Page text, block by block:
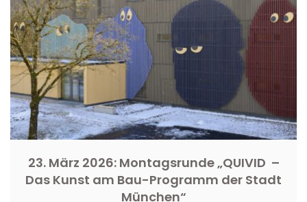
23. März 2026: Montagsrunde „QUIVID –
Das Kunst am Bau-Programm der Stadt
München“